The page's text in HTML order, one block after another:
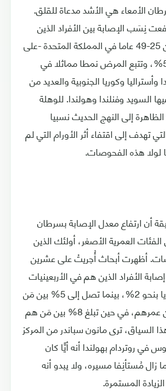
الأمعاء هي الأشد مدعاة للقلق.
نِسَب الإصابة بين الأفراد الذين
تتراوح أعمارهم ما بين 25-49 عاما في المملكة المتحدة -على
سبيل المثال- بنحو 50%، وتتبع المرض نمطا مماثلا في
وأستراليا وكوريا الجنوبية والعديد من
السويد وفنلندا وهولندا. للوهلة
إلى النهج الحديث نسبيا
تهدف إلى اقتفاء أثر الأورام التي لم
لولا هذه الفحوصات.
أن ارتفاع معدل الإصابة بسرطان
العمرية الأصغر، أولئك الذين
أظهرت أبحاث أُجريتْ على عشرين
الأفراد الذين هم في الأربعينيات
من عمرهم تزداد سنويا بنحو 2%، بينما تصل إلى 5% بين مَن
هم في الثلاثينيات من عمرهم، في حين تبلغ 8% بين مَن هم
السياق، ترى مانون سباندر من المركز
في روتردام بهولندا أنه أيًّا كان
مُستأنِفا مسيره، ولا يبدو أنه
المستمرة.